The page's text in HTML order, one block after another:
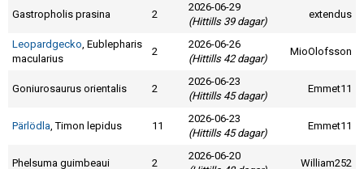
Gastropholis prasina 2
2026-06-29
(Hittills 39 dagar)
extendus
Leopardgecko, Eublepharis
macularius
2
2026-06-26
(Hittills 42 dagar)
MioOlofsson
Goniurosaurus orientalis 2
2026-06-23
(Hittills 45 dagar)
Emmet11
Pärlödla, Timon lepidus 11
2026-06-23
(Hittills 45 dagar)
Emmet11
Phelsuma guimbeaui 2
2026-06-20
William252